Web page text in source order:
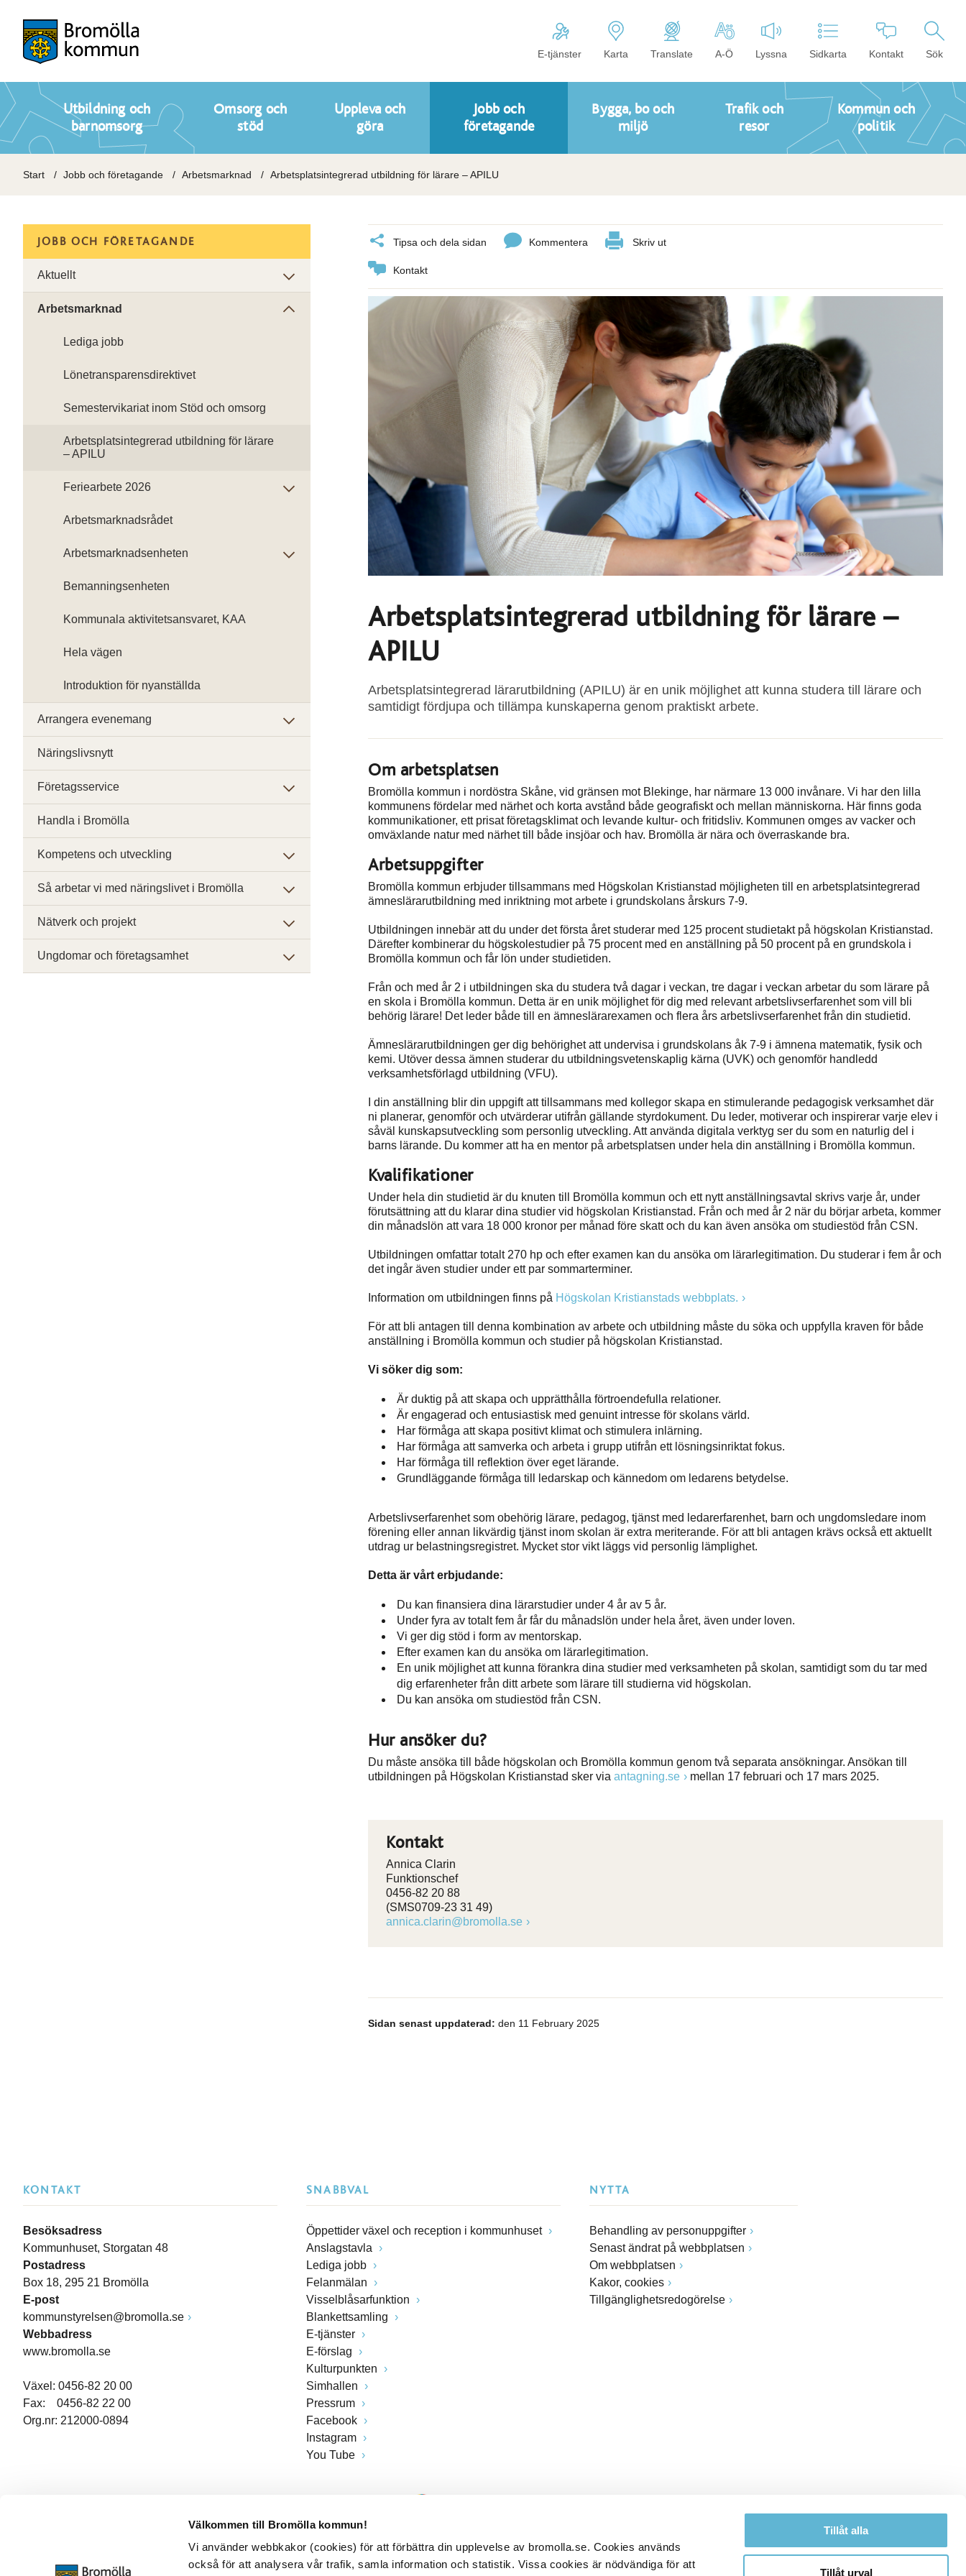
Välkommen till Bromölla kommun!
Vi använder webbkakor (cookies) för att förbättra din upplevelse av bromolla.se. Cookies används
också för att analysera vår trafik, samla information och statistik. Vissa cookies är nödvändiga för att
Tillåt alla
Tillåt urval
E-tjänster Karta Translate A-Ö Lyssna Sidkarta Kontakt Sök
Utbildning och
barnomsorg
Omsorg och
stöd
Uppleva och
göra
Jobb och
företagande
Bygga, bo och
miljö
Trafik och
resor
Kommun och
politik
Start Jobb och företagande Arbetsmarknad Arbetsplatsintegrerad utbildning för lärare – APILU
Tipsa och dela sidan Kommentera Skriv ut
Kontakt
Arbetsplatsintegrerad utbildning för lärare –
APILU
Arbetsplatsintegrerad lärarutbildning (APILU) är en unik möjlighet att kunna studera till lärare och
samtidigt fördjupa och tillämpa kunskaperna genom praktiskt arbete.
Om arbetsplatsen
Bromölla kommun i nordöstra Skåne, vid gränsen mot Blekinge, har närmare 13 000 invånare. Vi har den lilla
kommunens fördelar med närhet och korta avstånd både geografiskt och mellan människorna. Här finns goda
kommunikationer, ett prisat företagsklimat och levande kultur- och fritidsliv. Kommunen omges av vacker och
omväxlande natur med närhet till både insjöar och hav. Bromölla är nära och överraskande bra.
Arbetsuppgifter
Bromölla kommun erbjuder tillsammans med Högskolan Kristianstad möjligheten till en arbetsplatsintegrerad
ämneslärarutbildning med inriktning mot arbete i grundskolans årskurs 7-9.
Utbildningen innebär att du under det första året studerar med 125 procent studietakt på högskolan Kristianstad.
Därefter kombinerar du högskolestudier på 75 procent med en anställning på 50 procent på en grundskola i
Bromölla kommun och får lön under studietiden.
Från och med år 2 i utbildningen ska du studera två dagar i veckan, tre dagar i veckan arbetar du som lärare på
en skola i Bromölla kommun. Detta är en unik möjlighet för dig med relevant arbetslivserfarenhet som vill bli
behörig lärare! Det leder både till en ämneslärarexamen och flera års arbetslivserfarenhet från din studietid.
Ämneslärarutbildningen ger dig behörighet att undervisa i grundskolans åk 7-9 i ämnena matematik, fysik och
kemi. Utöver dessa ämnen studerar du utbildningsvetenskaplig kärna (UVK) och genomför handledd
verksamhetsförlagd utbildning (VFU).
I din anställning blir din uppgift att tillsammans med kollegor skapa en stimulerande pedagogisk verksamhet där
ni planerar, genomför och utvärderar utifrån gällande styrdokument. Du leder, motiverar och inspirerar varje elev i
såväl kunskapsutveckling som personlig utveckling. Att använda digitala verktyg ser du som en naturlig del i
barns lärande. Du kommer att ha en mentor på arbetsplatsen under hela din anställning i Bromölla kommun.
Kvalifikationer
Under hela din studietid är du knuten till Bromölla kommun och ett nytt anställningsavtal skrivs varje år, under
förutsättning att du klarar dina studier vid högskolan Kristianstad. Från och med år 2 när du börjar arbeta, kommer
din månadslön att vara 18 000 kronor per månad före skatt och du kan även ansöka om studiestöd från CSN.
Utbildningen omfattar totalt 270 hp och efter examen kan du ansöka om lärarlegitimation. Du studerar i fem år och
det ingår även studier under ett par sommarterminer.
Information om utbildningen finns på Högskolan Kristianstads webbplats.
För att bli antagen till denna kombination av arbete och utbildning måste du söka och uppfylla kraven för både
anställning i Bromölla kommun och studier på högskolan Kristianstad.
Vi söker dig som:
Är duktig på att skapa och upprätthålla förtroendefulla relationer.
Är engagerad och entusiastisk med genuint intresse för skolans värld.
Har förmåga att skapa positivt klimat och stimulera inlärning.
Har förmåga att samverka och arbeta i grupp utifrån ett lösningsinriktat fokus.
Har förmåga till reflektion över eget lärande.
Grundläggande förmåga till ledarskap och kännedom om ledarens betydelse.
Arbetslivserfarenhet som obehörig lärare, pedagog, tjänst med ledarerfarenhet, barn och ungdomsledare inom
förening eller annan likvärdig tjänst inom skolan är extra meriterande. För att bli antagen krävs också ett aktuellt
utdrag ur belastningsregistret. Mycket stor vikt läggs vid personlig lämplighet.
Detta är vårt erbjudande:
Du kan finansiera dina lärarstudier under 4 år av 5 år.
Under fyra av totalt fem år får du månadslön under hela året, även under loven.
Vi ger dig stöd i form av mentorskap.
Efter examen kan du ansöka om lärarlegitimation.
En unik möjlighet att kunna förankra dina studier med verksamheten på skolan, samtidigt som du tar med
dig erfarenheter från ditt arbete som lärare till studierna vid högskolan.
Du kan ansöka om studiestöd från CSN.
Hur ansöker du?
Du måste ansöka till både högskolan och Bromölla kommun genom två separata ansökningar. Ansökan till
utbildningen på Högskolan Kristianstad sker via antagning.se mellan 17 februari och 17 mars 2025.
Kontakt
Annica Clarin
Funktionschef
0456-82 20 88
(SMS0709-23 31 49)
annica.clarin@bromolla.se
Sidan senast uppdaterad: den 11 February 2025
JOBB OCH FÖRETAGANDE
Aktuellt
Arbetsmarknad
Lediga jobb
Lönetransparensdirektivet
Semestervikariat inom Stöd och omsorg
Arbetsplatsintegrerad utbildning för lärare
– APILU
Feriearbete 2026
Arbetsmarknadsrådet
Arbetsmarknadsenheten
Bemanningsenheten
Kommunala aktivitetsansvaret, KAA
Hela vägen
Introduktion för nyanställda
Arrangera evenemang
Näringslivsnytt
Företagsservice
Handla i Bromölla
Kompetens och utveckling
Så arbetar vi med näringslivet i Bromölla
Nätverk och projekt
Ungdomar och företagsamhet
KONTAKT
Besöksadress
Kommunhuset, Storgatan 48
Postadress
Box 18, 295 21 Bromölla
E-post
kommunstyrelsen@bromolla.se
Webbadress
www.bromolla.se
Växel: 0456-82 20 00
Fax: 0456-82 22 00
Org.nr: 212000-0894
SNABBVAL
Öppettider växel och reception i kommunhuset
Anslagstavla
Lediga jobb
Felanmälan
Visselblåsarfunktion
Blankettsamling
E-tjänster
E-förslag
Kulturpunkten
Simhallen
Pressrum
Facebook
Instagram
You Tube
NYTTA
Behandling av personuppgifter
Senast ändrat på webbplatsen
Om webbplatsen
Kakor, cookies
Tillgänglighetsredogörelse